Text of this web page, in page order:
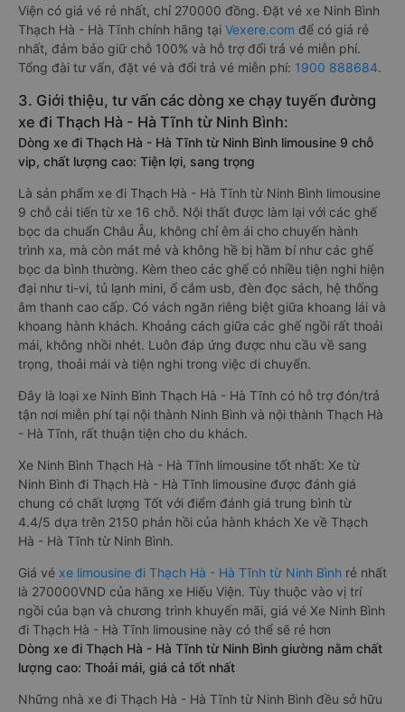
Viện có giá vé rẻ nhất, chỉ 270000 đồng. Đặt vé xe Ninh Bình
Thạch Hà - Hà Tĩnh chính hãng tại Vexere.com để có giá rẻ
nhất, đảm bảo giữ chỗ 100% và hỗ trợ đổi trả vé miễn phí.
Tổng đài tư vấn, đặt vé và đổi trả vé miễn phí: 1900 888684.
3. Giới thiệu, tư vấn các dòng xe chạy tuyến đường
xe đi Thạch Hà - Hà Tĩnh từ Ninh Bình:
Dòng xe đi Thạch Hà - Hà Tĩnh từ Ninh Bình limousine 9 chỗ
vip, chất lượng cao: Tiện lợi, sang trọng
Là sản phẩm xe đi Thạch Hà - Hà Tĩnh từ Ninh Bình limousine
9 chỗ cải tiến từ xe 16 chỗ. Nội thất được làm lại với các ghế
bọc da chuẩn Châu Âu, không chỉ êm ái cho chuyến hành
trình xa, mà còn mát mẻ và không hề bị hầm bí như các ghế
bọc da bình thường. Kèm theo các ghế có nhiều tiện nghi hiện
đại như ti-vi, tủ lạnh mini, ổ cắm usb, đèn đọc sách, hệ thống
âm thanh cao cấp. Có vách ngăn riêng biệt giữa khoang lái và
khoang hành khách. Khoảng cách giữa các ghế ngồi rất thoải
mái, không nhồi nhét. Luôn đáp ứng được nhu cầu về sang
trọng, thoải mái và tiện nghi trong việc di chuyển.
Đây là loại xe Ninh Bình Thạch Hà - Hà Tĩnh có hỗ trợ đón/trả
tận nơi miễn phí tại nội thành Ninh Bình và nội thành Thạch Hà
- Hà Tĩnh, rất thuận tiện cho du khách.
Xe Ninh Bình Thạch Hà - Hà Tĩnh limousine tốt nhất: Xe từ
Ninh Bình đi Thạch Hà - Hà Tĩnh limousine được đánh giá
chung có chất lượng Tốt với điểm đánh giá trung bình từ
4.4/5 dựa trên 2150 phản hồi của hành khách Xe về Thạch
Hà - Hà Tĩnh từ Ninh Bình.
Giá vé xe limousine đi Thạch Hà - Hà Tĩnh từ Ninh Bình rẻ nhất
là 270000VND của hãng xe Hiếu Viện. Tùy thuộc vào vị trí
ngồi của bạn và chương trình khuyến mãi, giá vé Xe Ninh Bình
đi Thạch Hà - Hà Tĩnh limousine này có thể sẽ rẻ hơn
Dòng xe đi Thạch Hà - Hà Tĩnh từ Ninh Bình giường nằm chất
lượng cao: Thoải mái, giá cả tốt nhất
Những nhà xe đi Thạch Hà - Hà Tĩnh từ Ninh Bình đều sở hữu